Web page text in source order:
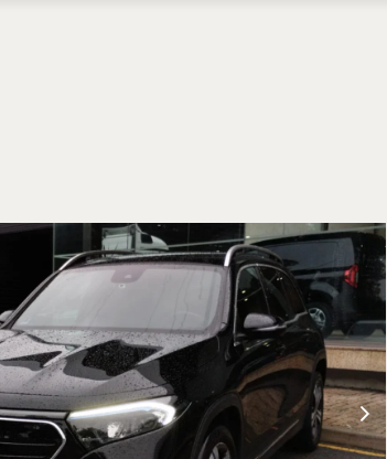
e.g. Mercedes-Benz; BMW; Ford
Stock